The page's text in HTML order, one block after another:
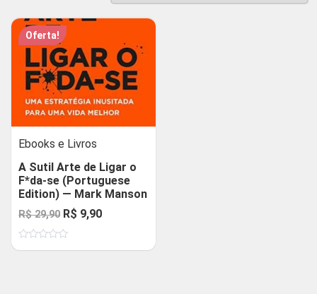
Oferta!
Ebooks e Livros
A Sutil Arte de Ligar o
F*da-se (Portuguese
Edition) — Mark Manson
R$29,90 O
preço
original
R$ 9,90O
atual